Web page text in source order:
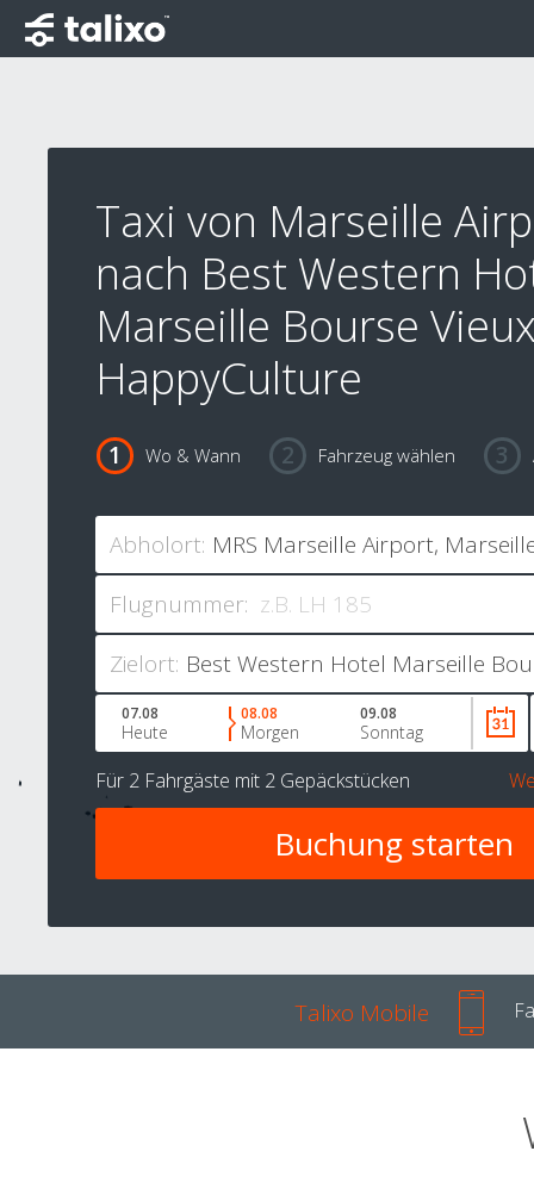
Taxi von Marseille
nach Best Western
Marseille Bourse
HappyCulture
Wo & Wann Fahrzeug wählen
Abholort:
Flugnummer:
Zielort:
07.08
Heute
08.08
Morgen
09.08
Sonntag
Für 2 Fahrgäste mit 2 Gepäckstücken
Talixo Mobile